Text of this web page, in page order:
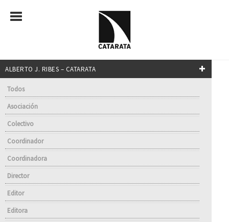
ALBERTO J. RIBES – CATARATA
Todos
Asociación
Colectivo
Coordinador
Coordinadora
Director
Editor
Editora